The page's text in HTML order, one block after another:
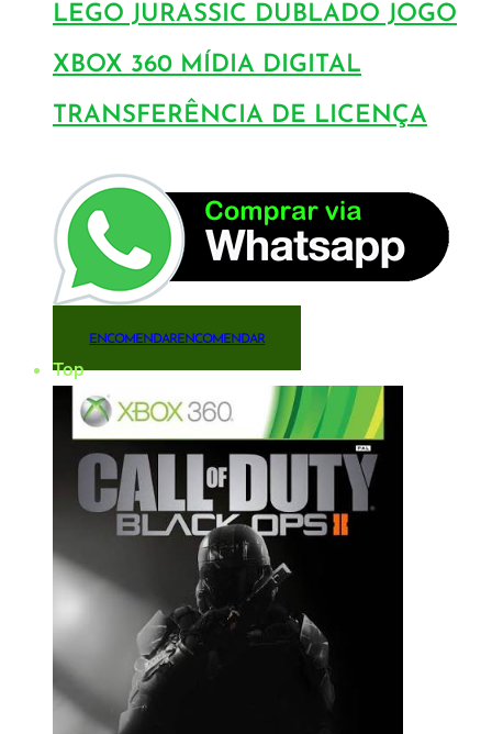
LEGO JURASSIC DUBLADO JOGO
XBOX 360 MÍDIA DIGITAL
TRANSFERÊNCIA DE LICENÇA
ENCOMENDARENCOMENDAR
Top